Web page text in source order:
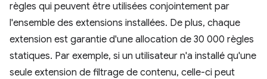
règles qui peuvent être utilisées conjointement par
l'ensemble des extensions installées. De plus, chaque
extension est garantie d'une allocation de 30 000 règles
statiques. Par exemple, si un utilisateur n'a installé qu'une
seule extension de filtrage de contenu, celle-ci peut